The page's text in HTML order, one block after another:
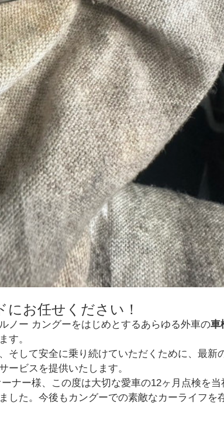
にお任せください！
ノー カングーをはじめとするあらゆる外車の車
す。
そして安全に乗り続けていただくために、最新
ービスを提供いたします。
ナー様、この度は大切な愛車の12ヶ月点検を
した。今後もカングーでの素敵なカーライフを